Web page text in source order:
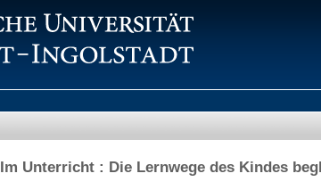
Im Unterricht : Die Lernwege des Kindes